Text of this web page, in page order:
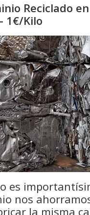
Reciclado
1€/Kilo
es
nos
la misma